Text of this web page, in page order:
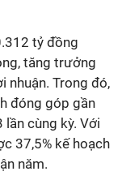
tỷ đồng
tăng trưởng
nhuận. Trong đó,
đóng góp gần
cùng kỳ. Với
37,5% kế hoạch
năm.